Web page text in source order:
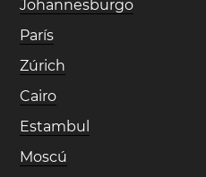
Johannesburgo
París
Zúrich
Cairo
Estambul
Moscú